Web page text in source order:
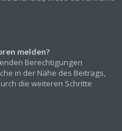
melden?
Berechtigungen
in der Nähe des Beitrags,
die weiteren Schritte